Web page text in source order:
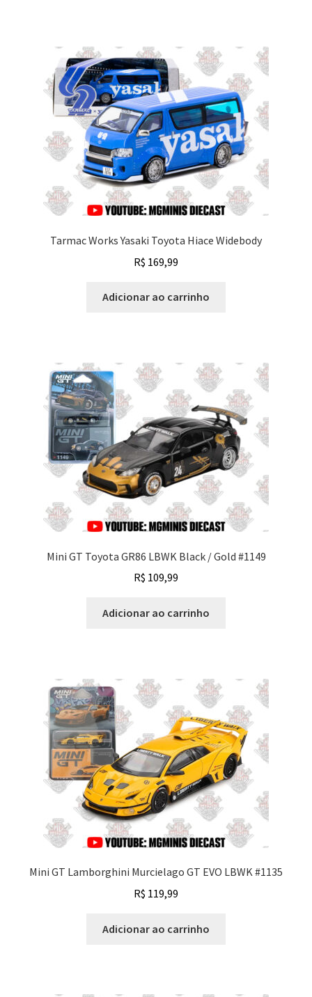
Tarmac Works Yasaki Toyota Hiace Widebody
R$ 169,99
Adicionar ao carrinho
Mini GT Toyota GR86 LBWK Black / Gold #1149
R$ 109,99
Adicionar ao carrinho
Mini GT Lamborghini Murcielago GT EVO LBWK #1135
R$ 119,99
Adicionar ao carrinho